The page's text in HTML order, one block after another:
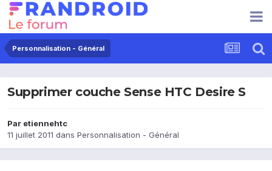
Personnalisation - Général
Supprimer couche Sense HTC Desire S
Par etiennehtc
11 juillet 2011 dans Personnalisation - Général